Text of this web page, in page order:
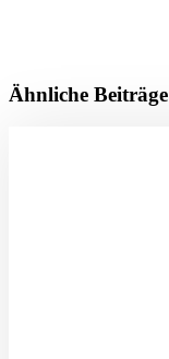
Ähnliche Beiträge